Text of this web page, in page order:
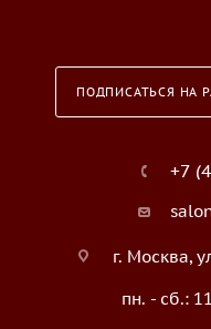
ПОДПИСАТЬСЯ НА
+7
г. Москва,
пн. - сб.: